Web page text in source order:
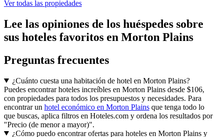
Ver todas las propiedades
Lee las opiniones de los huéspedes sobre
sus hoteles favoritos en Morton Plains
Preguntas frecuentes
¿Cuánto cuesta una habitación de hotel en Morton Plains?
Puedes encontrar hoteles increíbles en Morton Plains desde $106,
con propiedades para todos los presupuestos y necesidades. Para
encontrar un hotel económico en Morton Plains que tenga todo lo
que buscas, aplica filtros en Hoteles.com y ordena los resultados por
"Precio (de menor a mayor)".
¿Cómo puedo encontrar ofertas para hoteles en Morton Plains y